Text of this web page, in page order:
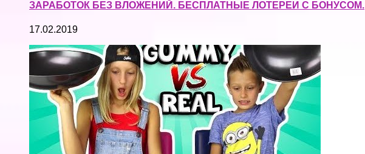
ЗАРАБОТОК БЕЗ ВЛОЖЕНИЙ. БЕСПЛАТНЫЕ ЛОТЕРЕИ С БОНУСОМ.
17.02.2019